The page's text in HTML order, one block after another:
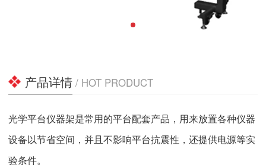
产品详情 / HOT PRODUCT
光学平台仪器架是常用的平台配套产品，用来放置各种仪器
设备以节省空间，并且不影响平台抗震性，还提供电源等实
验条件。